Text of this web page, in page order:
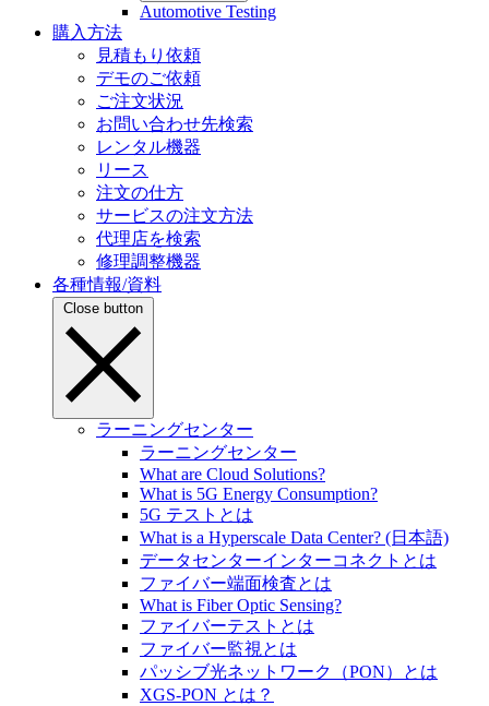
Automotive Testing
購入方法
見積もり依頼
デモのご依頼
ご注文状況
お問い合わせ先検索
レンタル機器
リース
注文の仕方
サービスの注文方法
代理店を検索
修理調整機器
各種情報/資料
Close button
ラーニングセンター
ラーニングセンター
What are Cloud Solutions?
What is 5G Energy Consumption?
5G テストとは
What is a Hyperscale Data Center? (日本語)
データセンターインターコネクトとは
ファイバー端面検査とは
What is Fiber Optic Sensing?
ファイバーテストとは
ファイバー監視とは
パッシブ光ネットワーク（PON）とは
XGS-PON とは？